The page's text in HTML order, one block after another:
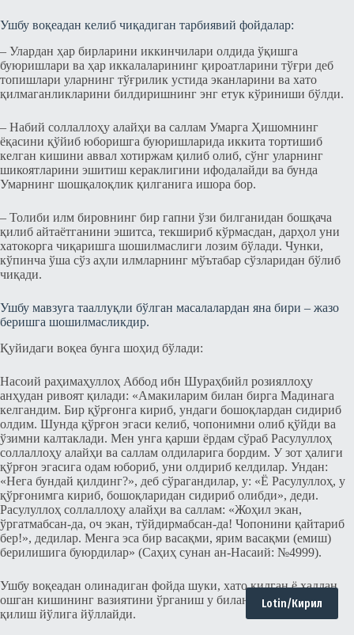
Ушбу воқеадан келиб чиқадиган тарбиявий фойдалар:
– Улардан ҳар бирларини иккинчилари олдида ўқишга
буюришлари ва ҳар иккалаларининг қироатларини тўғри деб
топишлари уларнинг тўғрилик устида эканларини ва хато
қилмаганликларини билдиришнинг энг етук кўриниши бўлди.
– Набий соллаллоҳу алайҳи ва саллам Умарга Ҳишомнинг
ёқасини қўйиб юборишга буюришларида иккита тортишиб
келган кишини аввал хотиржам қилиб олиб, сўнг уларнинг
шикоятларини эшитиш кераклигини ифодалайди ва бунда
Умарнинг шошқалоқлик қилганига ишора бор.
– Толиби илм бировнинг бир гапни ўзи билганидан бошқача
қилиб айтаётганини эшитса, текшириб кўрмасдан, дарҳол уни
хатокорга чиқаришга шошилмаслиги лозим бўлади. Чунки,
кўпинча ўша сўз аҳли илмларнинг мўътабар сўзларидан бўлиб
чиқади.
Ушбу мавзуга тааллуқли бўлган масалалардан яна бири – жазо
беришга шошилмасликдир.
Қуйидаги воқеа бунга шоҳид бўлади:
Насоий раҳимаҳуллоҳ Аббод ибн Шураҳбийл розияллоҳу
анҳудан ривоят қилади: «Амакиларим билан бирга Мадинага
келгандим. Бир қўрғонга кириб, ундаги бошоқлардан сидириб
олдим. Шунда қўрғон эгаси келиб, чопонимни олиб қўйди ва
ўзимни калтаклади. Мен унга қарши ёрдам сўраб Расулуллоҳ
соллаллоҳу алайҳи ва саллам олдиларига бордим. У зот ҳалиги
қўрғон эгасига одам юбориб, уни олдириб келдилар. Ундан:
«Нега бундай қилдинг?», деб сўрагандилар, у: «Ё Расулуллоҳ, у
қўрғонимга кириб, бошоқларидан сидириб олибди», деди.
Расулуллоҳ соллаллоҳу алайҳи ва саллам: «Жоҳил экан,
ўргатмабсан-да, оч экан, тўйдирмабсан-да! Чопонини қайтариб
бер!», дедилар. Менга эса бир васақми, ярим васақми (емиш)
берилишига буюрдилар» (Саҳиҳ сунан ан-Насаий: №4999).
Ушбу воқеадан олинадиган фойда шуки, хато қилган ё ҳаддан
ошган кишининг вазиятини ўрганиш у билан тўғри муомала
қилиш йўлига йўллайди.
Lotin/Кирил